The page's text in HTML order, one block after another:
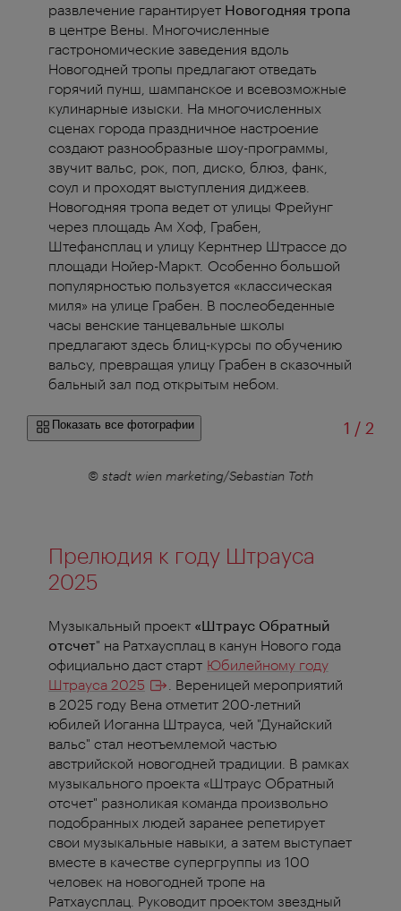
развлечение гарантирует Новогодняя тропа
в центре Вены. Многочисленные
гастрономические заведения вдоль
Новогодней тропы предлагают отведать
горячий пунш, шампанское и всевозможные
кулинарные изыски. На многочисленных
сценах города праздничное настроение
создают разнообразные шоу-программы,
звучит вальс, рок, поп, диско, блюз, фанк,
соул и проходят выступления диджеев.
Новогодняя тропа ведет от улицы Фрейунг
через площадь Ам Хоф, Грабен,
Штефансплац и улицу Кернтнер Штрассе до
площади Нойер-Маркт. Особенно большой
популярностью пользуется «классическая
миля» на улице Грабен. В послеобеденные
часы венские танцевальные школы
предлагают здесь блиц-курсы по обучению
вальсу, превращая улицу Грабен в сказочный
бальный зал под открытым небом.
Показать все фотографии 1 /из
2
© stadt wien marketing/Sebastian Toth
Прелюдия к году Штрауса
2025
Музыкальный проект «Штраус Обратный
отсчет" на Ратхаусплац в канун Нового года
официально даст старт Юбилейному году
Штрауса 2025
. Вереницей мероприятий
в 2025 году Вена отметит 200-летний
юбилей Иоганна Штрауса, чей "Дунайский
вальс" стал неотъемлемой частью
австрийской новогодней традиции. В рамках
музыкального проекта «Штраус Обратный
отсчет" разноликая команда произвольно
подобранных людей заранее репетирует
свои музыкальные навыки, а затем выступает
вместе в качестве супергруппы из 100
человек на новогодней тропе на
Ратхаусплац. Руководит проектом звездный